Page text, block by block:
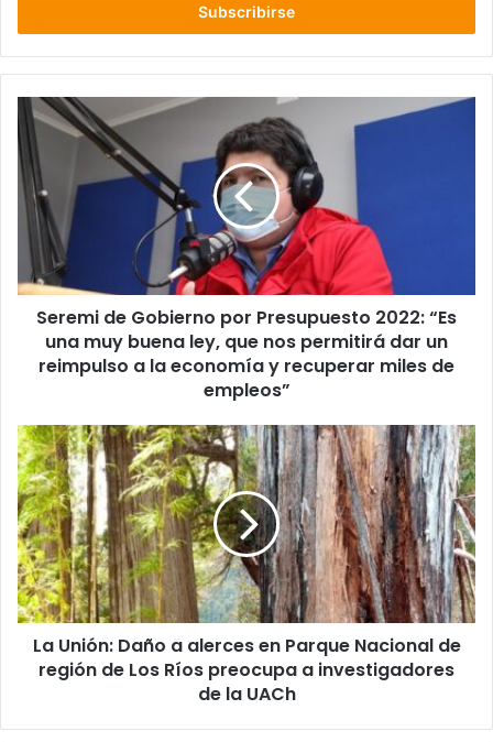
Seremi
Gobierno
por
Presupuesto
2022:
“Es
una
muy
buena
que
dar
un
reimpulso
a
la
economía
y
recuperar
miles
empleos”
Seremi de Gobierno por Presupuesto 2022: “Es
una muy buena ley, que nos permitirá dar un
reimpulso a la economía y recuperar miles de
empleos”
La
Unión:
Daño
a
alerces
en
Parque
Nacional
de
región
preocupa
La Unión: Daño a alerces en Parque Nacional de
región de Los Ríos preocupa a investigadores
de la UACh